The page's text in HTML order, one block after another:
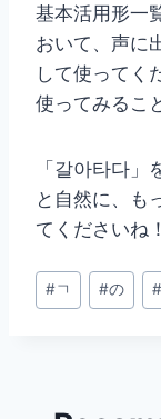
基本活用形一
おいて、声に
して使ってく
使ってみるこ
「갈아타다
と自然に、も
てくださいね！
投
稿
#ㄱ #の